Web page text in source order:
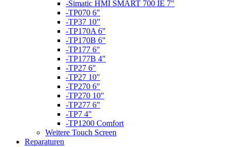
-Simatic HMI SMART 700 IE 7"
-TP070 6"
-TP37 10”
-TP170A 6"
-TP170B 6"
-TP177 6"
-TP177B 4"
-TP27 6"
-TP27 10"
-TP270 6"
-TP270 10"
-TP277 6”
-TP7 4"
-TP1200 Comfort
Weitere Touch Screen
Reparaturen